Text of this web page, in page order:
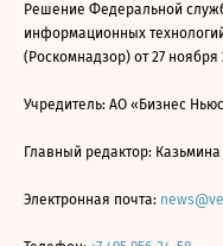
Решение Федеральной
информационных
(Роскомнадзор) от 27
Учредитель: АО «Бизнес
Главный редактор:
Электронная почта: